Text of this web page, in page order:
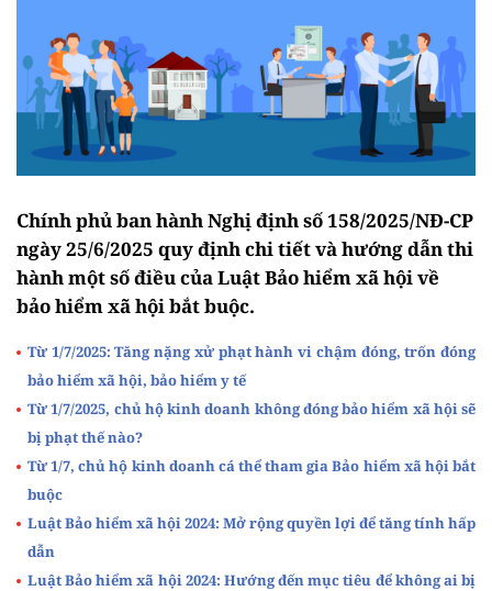
Chính phủ ban hành Nghị định số 158/2025/NĐ-CP
ngày 25/6/2025 quy định chi tiết và hướng dẫn thi
hành một số điều của Luật Bảo hiểm xã hội về
bảo hiểm xã hội bắt buộc.
Từ 1/7/2025: Tăng nặng xử phạt hành vi chậm đóng, trốn đóng
bảo hiểm xã hội, bảo hiểm y tế
Từ 1/7/2025, chủ hộ kinh doanh không đóng bảo hiểm xã hội sẽ
bị phạt thế nào?
Từ 1/7, chủ hộ kinh doanh cá thể tham gia Bảo hiểm xã hội bắt
buộc
Luật Bảo hiểm xã hội 2024: Mở rộng quyền lợi để tăng tính hấp
dẫn
Luật Bảo hiểm xã hội 2024: Hướng đến mục tiêu để không ai bị